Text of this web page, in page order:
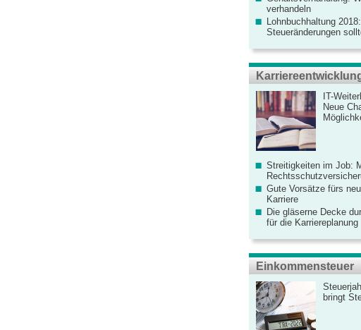
verhandeln
Lohnbuchhaltung
Steueränderungen
IT-
Neue
Streitigkeiten im Job:
Gute Vorsätze fürs
Karriere
Die gläserne Decke
für die Karriereplanung
Einkommensteuer
bringt